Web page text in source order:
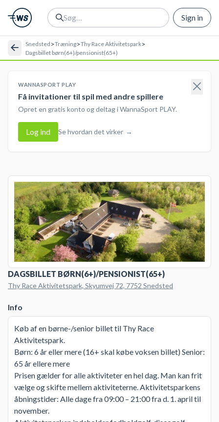
Sign in
Snedsted >Træning>Thy Race Aktivitetspark>
Dagsbillet børn(6+)/pensionist(65+)
WANNASPORT PLAY
Få invitationer til spil med andre spillere
Opret en gratis konto og deltag i WannaSport PLAY.
Log ind Se hvordan det virker →
DAGSBILLET BØRN(6+)/PENSIONIST(65+)
Thy Race Aktivitetspark, Skyumvej 72, 7752 Snedsted
Info
Køb af en børne-/senior billet til Thy Race
Aktivitetspark.
Børn: 6 år eller mere (16+ skal købe voksen billet) Senior:
65 år ellere mere
Prisen gælder for alle aktiviteter en hel dag. Man kan frit
vælge og skifte mellem aktiviteterne. Aktivitetsparkens
åbningstider: Alle dage fra 09:00 – 21:00 fra d. 1. april til
november.